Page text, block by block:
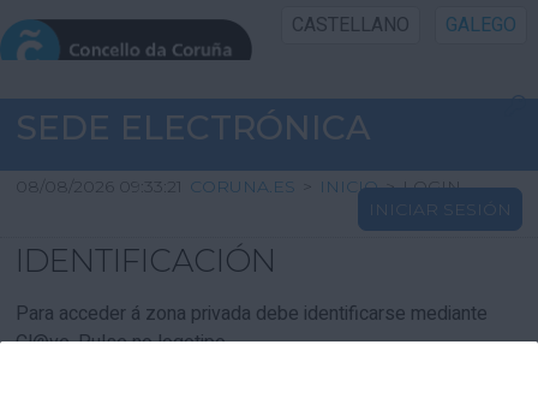
CASTELLANO GALEGO
INICIO SEDE
INICIO
INFORMACIÓN PÚBLICA
CARTAFOL CIDADÁN
SEDE ELECTRÓNICA
08/08/2026 09:33:21 CORUNA.ES > INICIO > LOGIN
INICIAR SESIÓN
IDENTIFICACIÓN
Para acceder á zona privada debe identificarse mediante
Cl@ve. Pulse no logotipo